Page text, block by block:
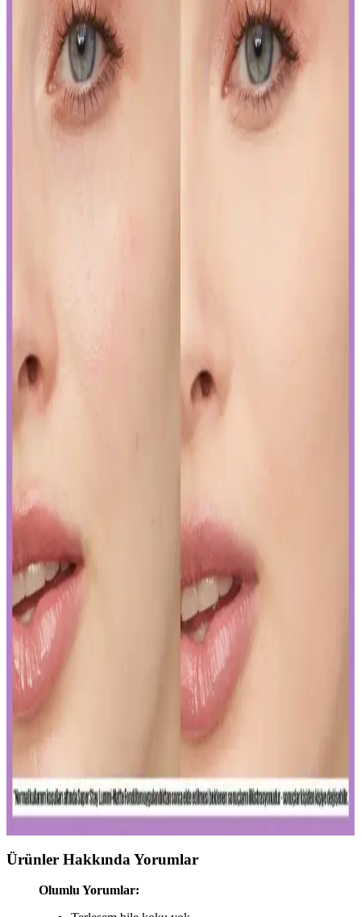
İslak Ruj Uygulama ve Bakım İpuçlarıyla
Mükemmel Dudaklara Ulaşın
İslak rujun güzelliğini ortaya çıkarmak ve kalıcılığını artırmak için
doğru uygulama teknikleri ve bakım önerileri. Dudakların temizliği,
sınır çizimi ve kat kat uygulama ile mükemmel görünüm elde edin.
Japon ve Kore Güzellik Markalarının FDA Güneş
Yapay Zeka ile Kozmetik Sektöründe Yenilikler ve
Sunduğu Faydalar
Seçimi ve Uygulama Yöntemleri
Gözaltı kapatıcısı seçimi ve uygulama teknikleriyle doğal görünüm
yakalamak için hafif ürünler ve doğru uygulama yöntemleri
önemlidir. İnce katmanlar ve uygun tonlar ile göz altlarınızda doğal
parlaklık sağlayabilirsiniz.
Ağız Bakımı ve Hijyenin Temel Unsurları: Günlük
Diş Temizliği ve Koruyucu Ürünler
Diş macunu ve diş fırçası, ağız hijyeninin temel taşlarıdır. Florür
içeren ürünler dişleri güçlendirir, düzenli kullanım sağlıklı gülüşler
sağlar.
Uzun Süre Kalıcı ve Doğal Mat Fondötenler:
Günlük Kullanım İçin En İyi Seçenekler ve İpuçları
dayanıklı formülleriyle gün boyu tazelik sağlar. Cilt tipine uygun
seçenekler ve doğru uygulama ipuçlarıyla makyajınızı
mükemmelleştirin.
Ürünler Hakkında Yorumlar
Olumlu Yorumlar: